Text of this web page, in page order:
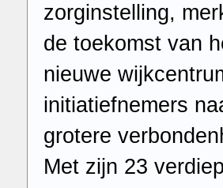
zorginstelling,
de toekomst van
nieuwe
initiatiefnemers
grotere
Met zijn 23